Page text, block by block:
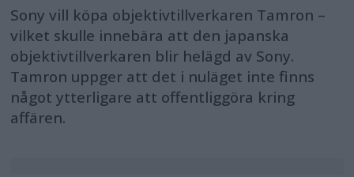
Sony vill köpa objektivtillverkaren Tamron –
vilket skulle innebära att den japanska
objektivtillverkaren blir helägd av Sony.
Tamron uppger att det i nuläget inte finns
något ytterligare att offentliggöra kring
affären.